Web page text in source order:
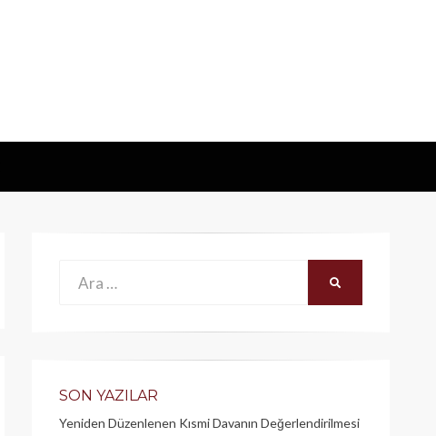
Ara:
SON YAZILAR
Yeniden Düzenlenen Kısmi Davanın Değerlendirilmesi